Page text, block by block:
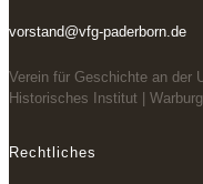
vorstand@vfg-paderborn.de
Verein für Geschichte an der
Historisches Institut |
Rechtliches